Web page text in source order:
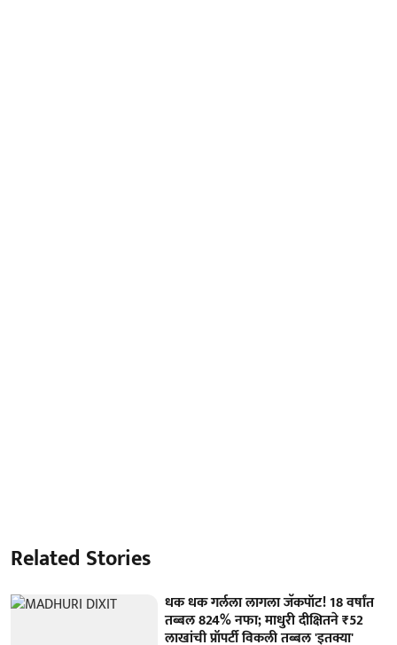
Related Stories
धक धक गर्लला लागला जॅकपॉट! 18 वर्षांत
तब्बल 824% नफा; माधुरी दीक्षितने ₹52
लाखांची प्रॉपर्टी विकली तब्बल 'इतक्या'